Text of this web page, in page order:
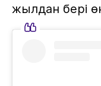
жылдан бері